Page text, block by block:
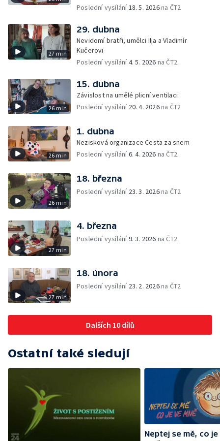
Poslední vysílání18. 5. 2026na ČT2
27 min
29. dubna
Nevidomí bratři, umělci Ilja a Vladimír
Kučerovi
Poslední vysílání4. 5. 2026 na ČT2
26 min
15. dubna
Závislost na umělé plicní ventilaci
Poslední vysílání 20. 4. 2026na ČT2
26 min
1. dubna
Nezisková organizace Cesta za snem
Poslední vysílání6. 4. 2026 na ČT2
26 min
18. března
Poslední vysílání 23. 3. 2026na ČT2
27 min
4. března
Poslední vysílání9. 3. 2026 na ČT2
27 min
18. února
Poslední vysílání 23. 2. 2026na ČT2
Dalších 10 dílů
Ostatní také sledují
Neptej se mě, co